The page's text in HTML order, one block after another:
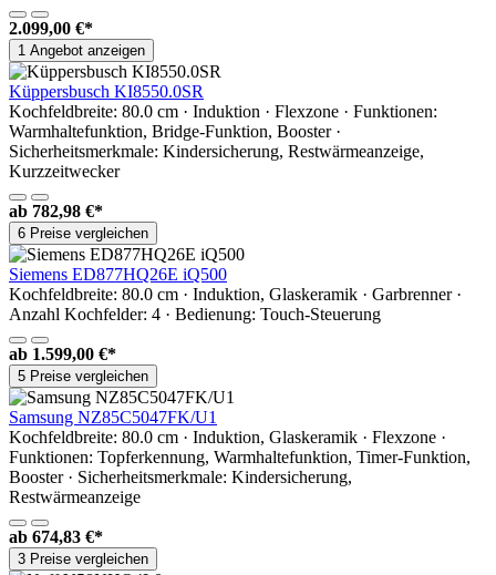
2.099,00 €*
1 Angebot anzeigen
Küppersbusch KI8550.0SR
Kochfeldbreite: 80.0 cm · Induktion · Flexzone · Funktionen:
Warmhaltefunktion, Bridge-Funktion, Booster ·
Sicherheitsmerkmale: Kindersicherung, Restwärmeanzeige,
Kurzzeitwecker
ab 782,98 €*
6 Preise vergleichen
Siemens ED877HQ26E iQ500
Kochfeldbreite: 80.0 cm · Induktion, Glaskeramik · Garbrenner ·
Anzahl Kochfelder: 4 · Bedienung: Touch-Steuerung
ab 1.599,00 €*
5 Preise vergleichen
Samsung NZ85C5047FK/U1
Kochfeldbreite: 80.0 cm · Induktion, Glaskeramik · Flexzone ·
Funktionen: Topferkennung, Warmhaltefunktion, Timer-Funktion,
Booster · Sicherheitsmerkmale: Kindersicherung,
Restwärmeanzeige
ab 674,83 €*
3 Preise vergleichen